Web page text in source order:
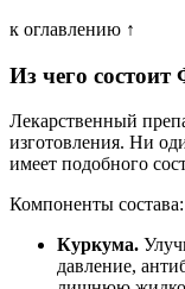
к оглавлению ↑
Из чего
Лекарственный
изготовления. Ни
имеет подобного
Компоненты состава:
Куркума.
давление,